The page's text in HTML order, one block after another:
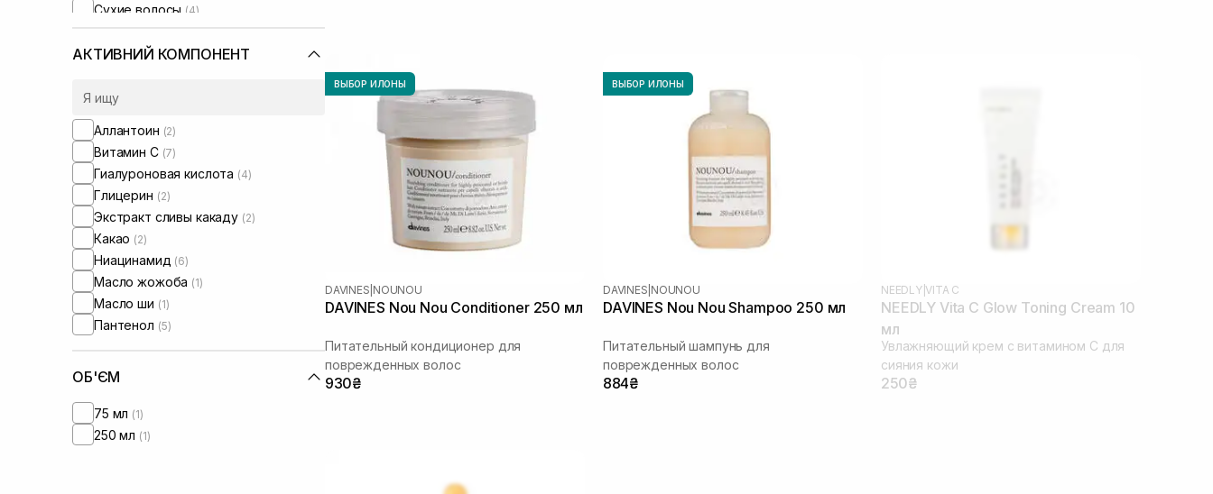
Сухие волосы (4)
Поврежденные волосы(4)
Сыворотки от постакне(2)
АКТИВНИЙ КОМПОНЕНТ
Аллантоин (2)
Витамин C (7)
Гиалуроновая кислота (4)
Глицерин (2)
Экстракт сливы какаду (2)
Какао (2)
Ниацинамид (6)
Масло жожоба (1)
Масло ши (1)
Пантенол (5)
ОБ'ЄМ
75 мл (1)
250 мл (1)
ВЫБОР ИЛОНЫ
DAVINES NOUNOU
DAVINES Nou Nou Conditioner 250 мл
Питательный кондиционер для
поврежденных волос
930₴
ВЫБОР ИЛОНЫ
DAVINES NOUNOU
DAVINES Nou Nou Shampoo 250 мл
Питательный шампунь для
поврежденных волос
884₴
NEEDLY|VITA C
NEEDLY Vita C Glow Toning Cream 10
мл
Увлажняющий крем с витамином С для
сияния кожи
250₴